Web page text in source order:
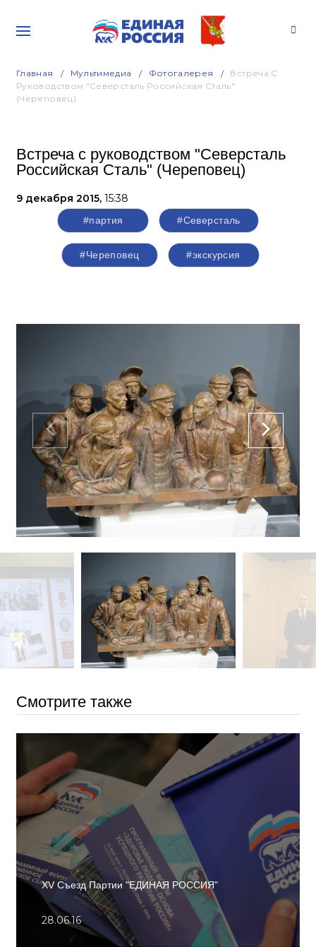
Главная Мультимедиа Фотогалерея
Встреча С
Руководством "Северсталь Российская Сталь"
(Череповец)
Встреча с руководством "Северсталь
Российская Сталь" (Череповец)
9 декабря 2015, 15:38
#партия #Северсталь
#Череповец #экскурсия
Смотрите также
XV Съезд Партии "ЕДИНАЯ РОССИЯ"
28.06.16